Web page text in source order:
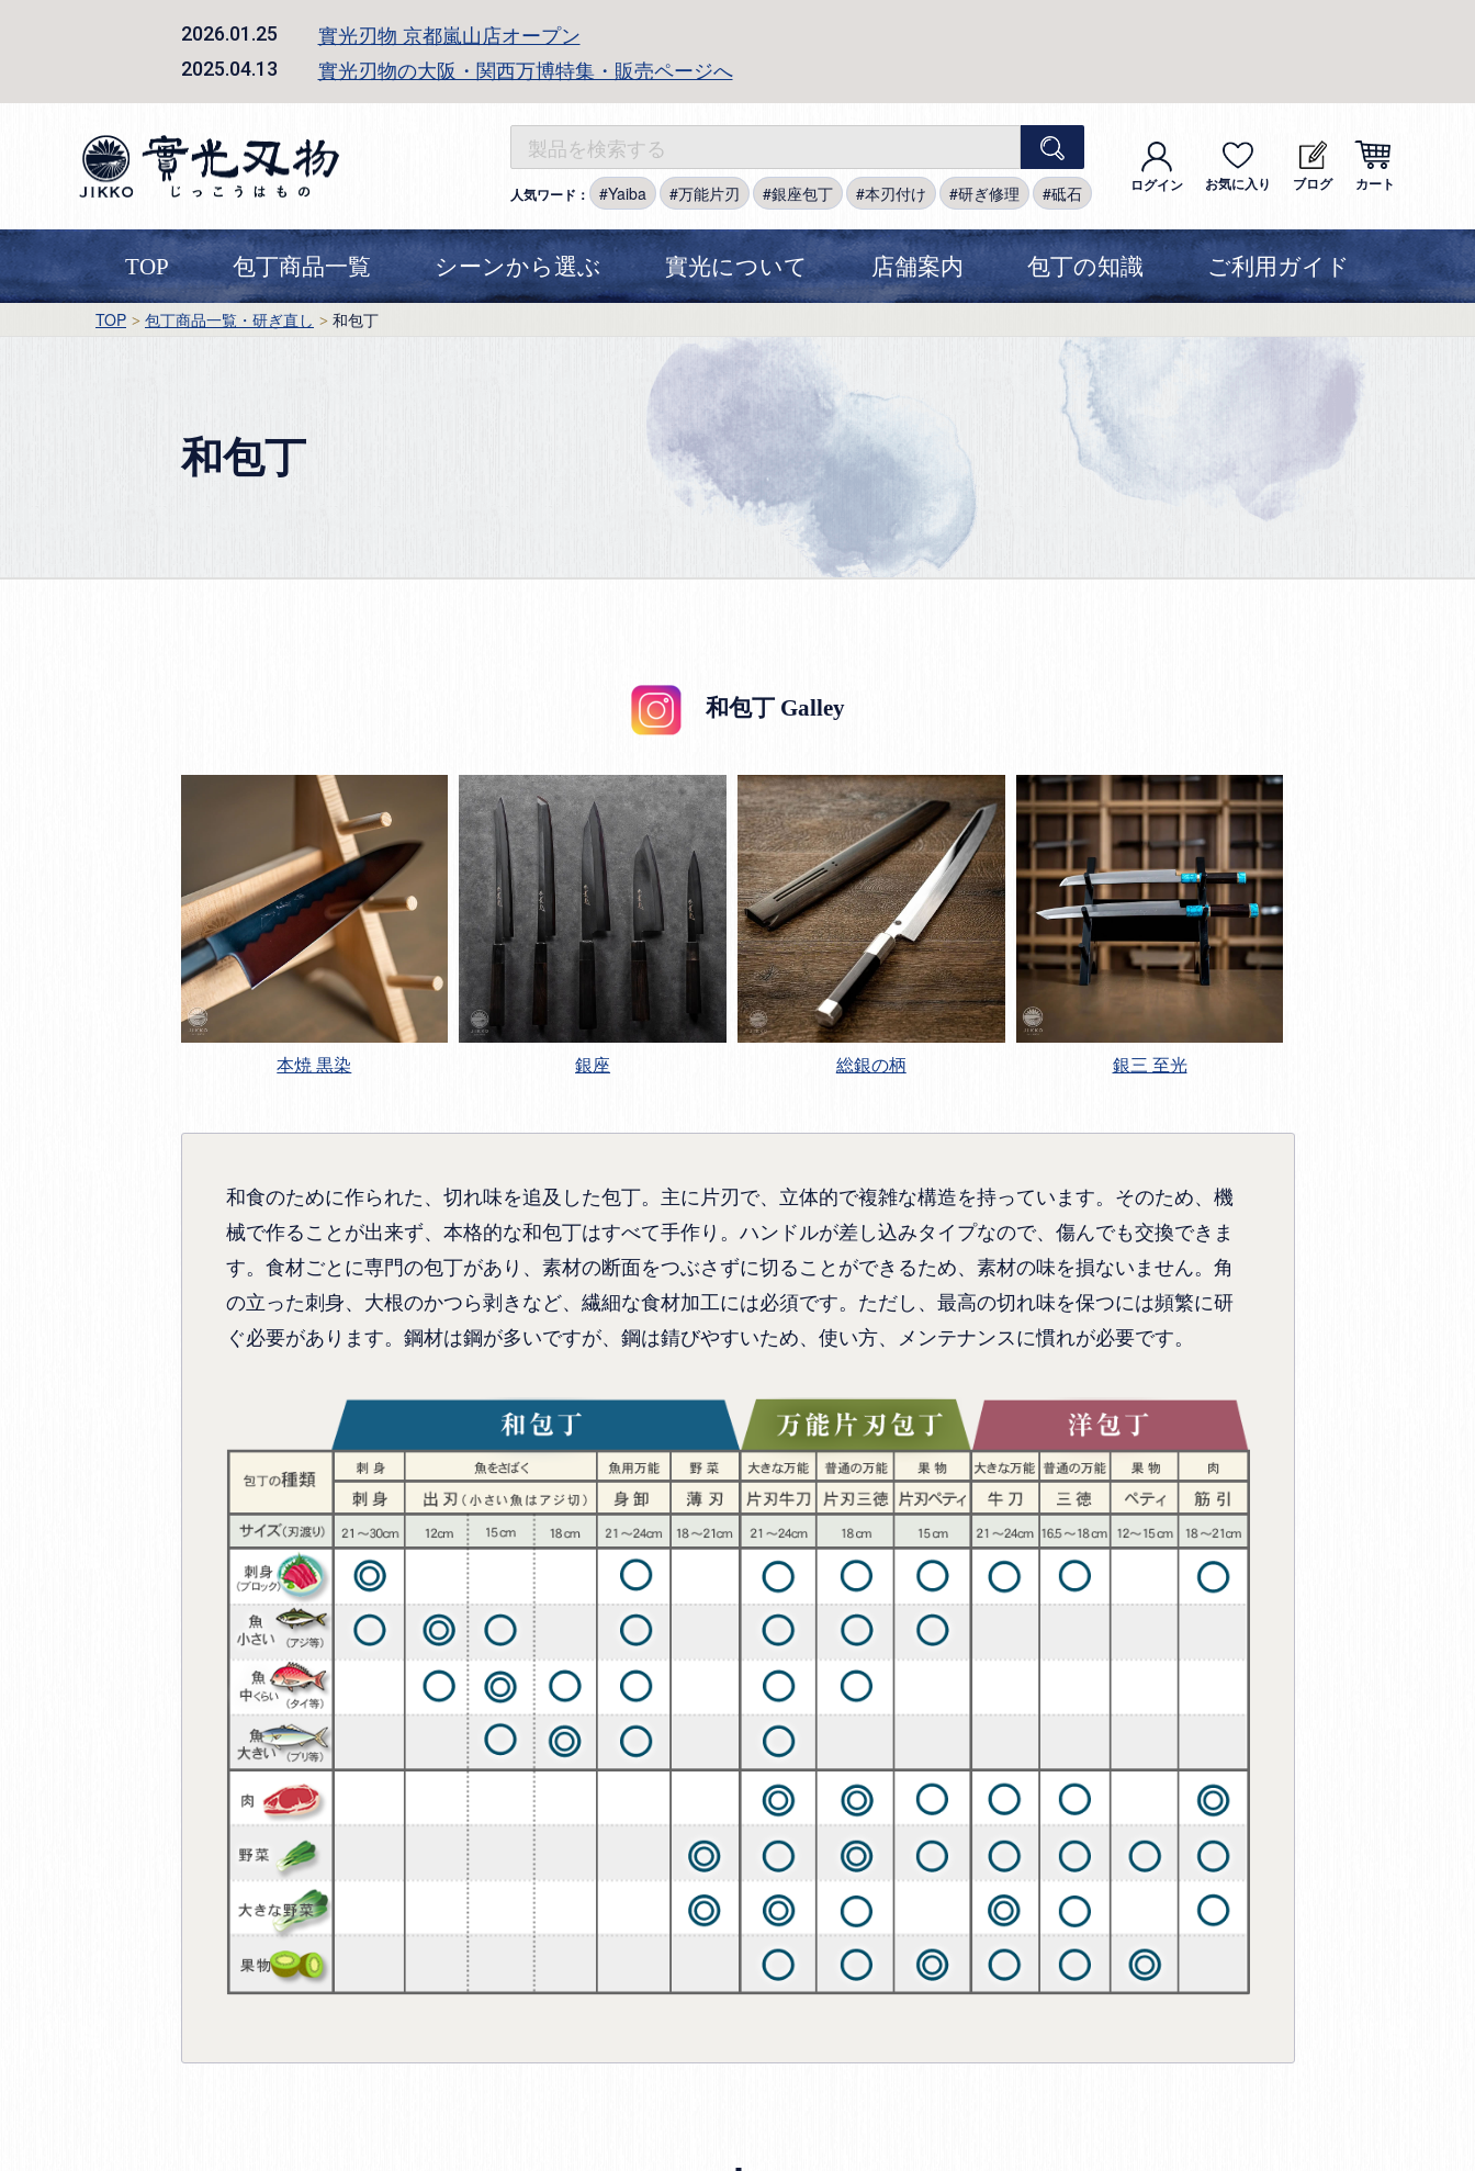
2026.01.25 實光刃物 京都嵐山店オープン
2025.04.13 實光刃物の大阪・関西万博特集・販売ページへ
人気ワード： Yaiba 万能片刃 銀座包丁 本刃付け 研ぎ修理 砥石 ログイン お気に入り ブログ カート
TOP 包丁商品一覧 シーンから選ぶ 實光について 店舗案内 包丁の知識 ご利用ガイド
TOP 包丁商品一覧・研ぎ直し 和包丁
和包丁
和包丁 Galley
本焼 黒染 銀座 総銀の柄 銀三 至光
和食のために作られた、切れ味を追及した包丁。主に片刃で、立体的で複雑な構造を持っています。そのため、機
械で作ることが出来ず、本格的な和包丁はすべて手作り。ハンドルが差し込みタイプなので、傷んでも交換できま
す。食材ごとに専門の包丁があり、素材の断面をつぶさずに切ることができるため、素材の味を損ないません。角
の立った刺身、大根のかつら剥きなど、繊細な食材加工には必須です。ただし、最高の切れ味を保つには頻繁に研
ぐ必要があります。鋼材は鋼が多いですが、鋼は錆びやすいため、使い方、メンテナンスに慣れが必要です。